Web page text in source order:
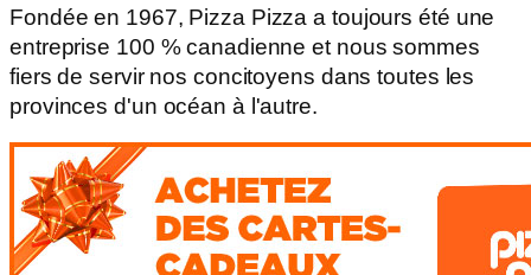
Fondée en 1967, Pizza Pizza a toujours été une
entreprise 100 % canadienne et nous sommes
fiers de servir nos concitoyens dans toutes les
provinces d'un océan à l'autre.